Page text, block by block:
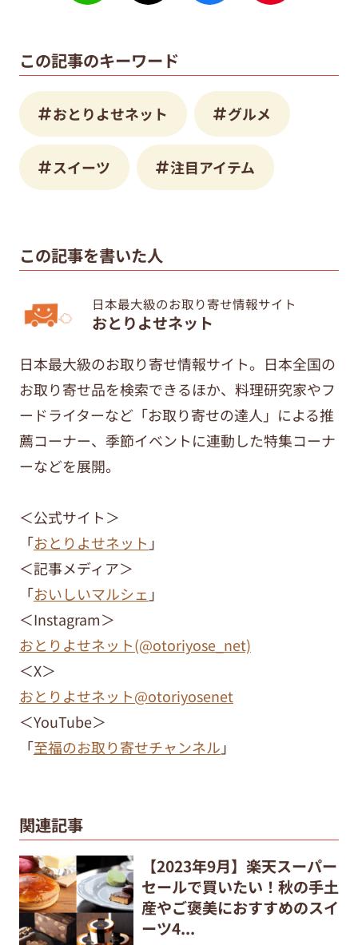
この記事のキーワード
おとりよせネット グルメ
スイーツ 注目アイテム
この記事を書いた人
日本最大級のお取り寄せ情報サイト
おとりよせネット
日本最大級のお取り寄せ情報サイト。日本全国の
お取り寄せ品を検索できるほか、料理研究家やフ
ードライターなど「お取り寄せの達人」による推
薦コーナー、季節イベントに連動した特集コーナ
ーなどを展開。
＜公式サイト＞
「おとりよせネット 」
＜記事メディア＞
「おいしいマルシェ 」
＜Instagram＞
おとりよせネット(@otoriyose_net)
＜X＞
おとりよせネット@otoriyosenet
＜YouTube＞
「至福のお取り寄せチャンネル 」
関連記事
【2023年9月】楽天スーパー
セールで買いたい！秋の手土
産やご褒美におすすめのスイ
ーツ4...